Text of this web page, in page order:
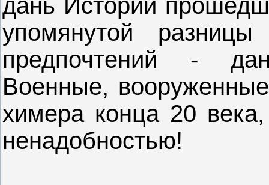
дань Истории
упомянутой
предпочтений -
Военные,
химера конца 20
ненадобностью!